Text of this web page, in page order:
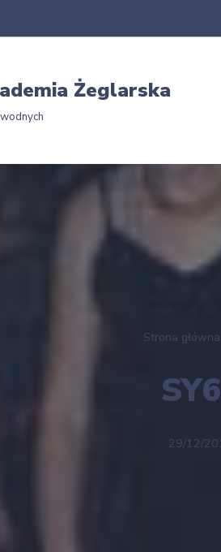
Żeglarska
Strona główna
29/12/